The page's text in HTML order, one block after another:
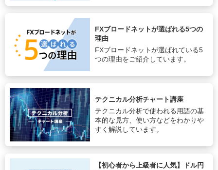
FXブロードネットが選ばれる5つの
理由
FXブロードネットが選ばれている5
つの理由をご紹介しています。
テクニカル分析チャート講座
テクニカル分析で使われる用語の基
本的な見方、使い方などをわかりや
すく解説しています。
【初心者から上級者に人気】ドル円